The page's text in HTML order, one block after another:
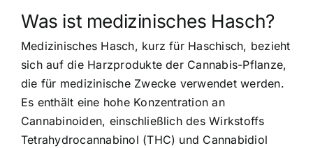
Was ist medizinisches Hasch?
Medizinisches Hasch, kurz für Haschisch, bezieht
sich auf die Harzprodukte der Cannabis-Pflanze,
die für medizinische Zwecke verwendet werden.
Es enthält eine hohe Konzentration an
Cannabinoiden, einschließlich des Wirkstoffs
Tetrahydrocannabinol (THC) und Cannabidiol